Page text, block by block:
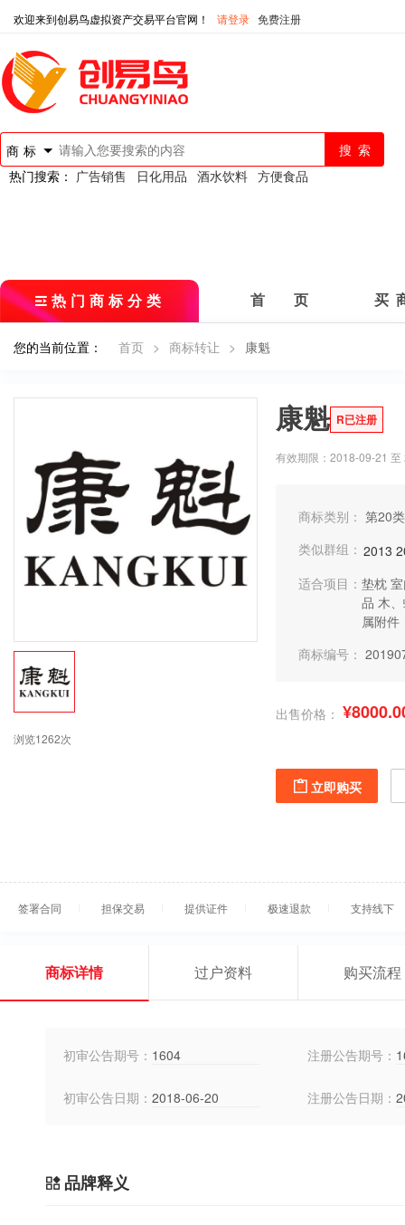
欢迎来到创易鸟虚拟资产交易平台官网！ 请登录 免费注册
商标
热门搜索： 广告销售 日化用品 酒水饮料 方便食品
热门商标分类 首 页 买
您的当前位置： 首页 > 商标转让 > 康魁
浏览1262次
康魁 R已注册
有效期限：2018-09-21
商标类别： 第20
类似群组： 2013
适合项目： 垫枕
品 木
属附件
商标编号：
出售价格：
立即购买
签署合同 担保交易 提供证件 极速退款 支持线下
商标详情 过户资料 购买流程
初审公告期号： 1604 注册公告期号：
初审公告日期： 2018-06-20 注册公告日期：
品牌释义